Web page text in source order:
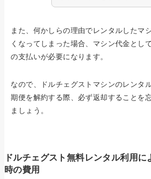
また、何かしらの理由でレンタルしたマ
くなってしまった場合、マシン代金とし
の支払いが必要になります。
なので、ドルチェグストマシンのレンタ
期便を解約する際、必ず返却することを
ましょう。
ドルチェグスト無料レンタル利用に
時の費用